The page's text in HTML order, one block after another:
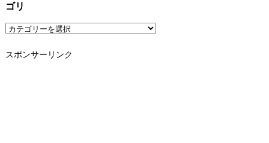
ゴリ
ニ
ス
スポンサーリンク